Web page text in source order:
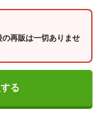
再販は一切ありませ
る